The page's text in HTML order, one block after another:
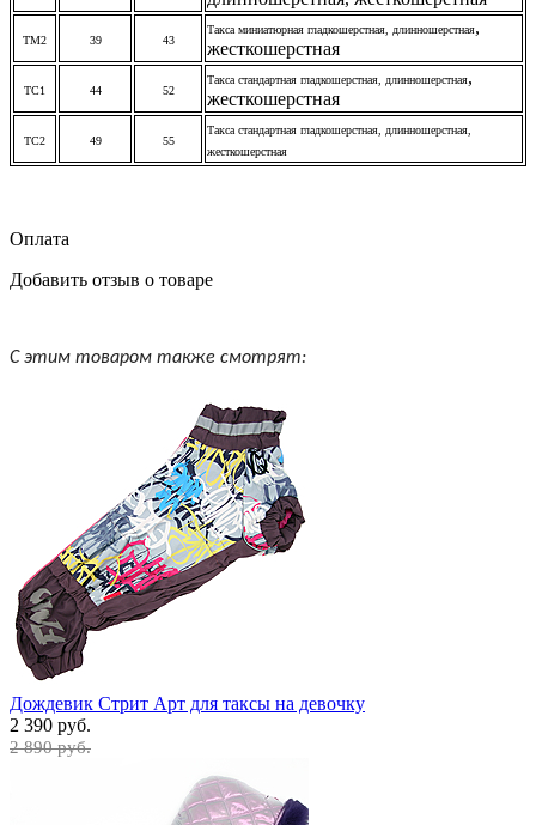
ТМ2 39 43
Такса миниатюрная гладкошерстная, длинношерстная,
жесткошерстная
ТС1 44 52
Такса стандартная гладкошерстная, длинношерстная,
жесткошерстная
ТС2 49 55
Такса стандартная гладкошерстная, длинношерстная
жесткошерстная
Оплата
Добавить отзыв о товаре
С этим товаром также смотрят:
Дождевик Стрит Арт для таксы на девочку
2 390 руб.
2 890 руб.